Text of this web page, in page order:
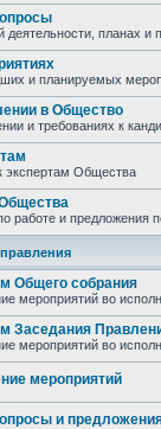
деятельности, планах и
и планируемых
в Общество
и требованиях к
экспертам Общества
работе и предложения
Общего собрания
мероприятий во
Заседания
мероприятий во
мероприятий
и